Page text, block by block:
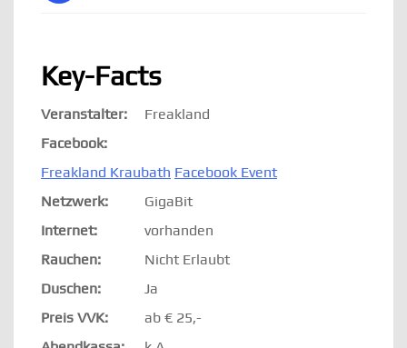
Key-Facts
Veranstalter:
Freakland
Facebook:
Freakland Kraubath Facebook Event
Netzwerk:
GigaBit
Internet:
vorhanden
Rauchen:
Nicht Erlaubt
Duschen:
Ja
Preis VVK:
ab € 25,-